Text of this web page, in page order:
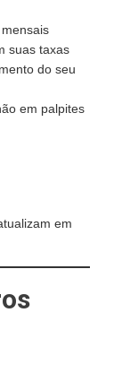
suas taxas
do seu
em palpites
em